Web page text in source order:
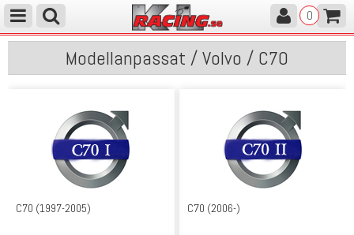
0
Modellanpassat / Volvo / C70
C70 (1997-2005) C70 (2006-)